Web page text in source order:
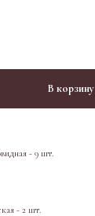
В корзину
- 9 шт.
- 2 шт.